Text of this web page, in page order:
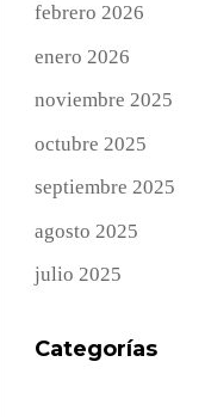
febrero 2026
enero 2026
noviembre 2025
octubre 2025
septiembre 2025
agosto 2025
julio 2025
Categorías